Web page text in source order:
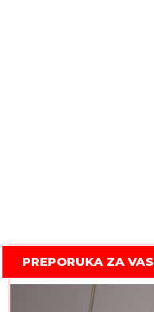
PREPORUKA ZA VAS